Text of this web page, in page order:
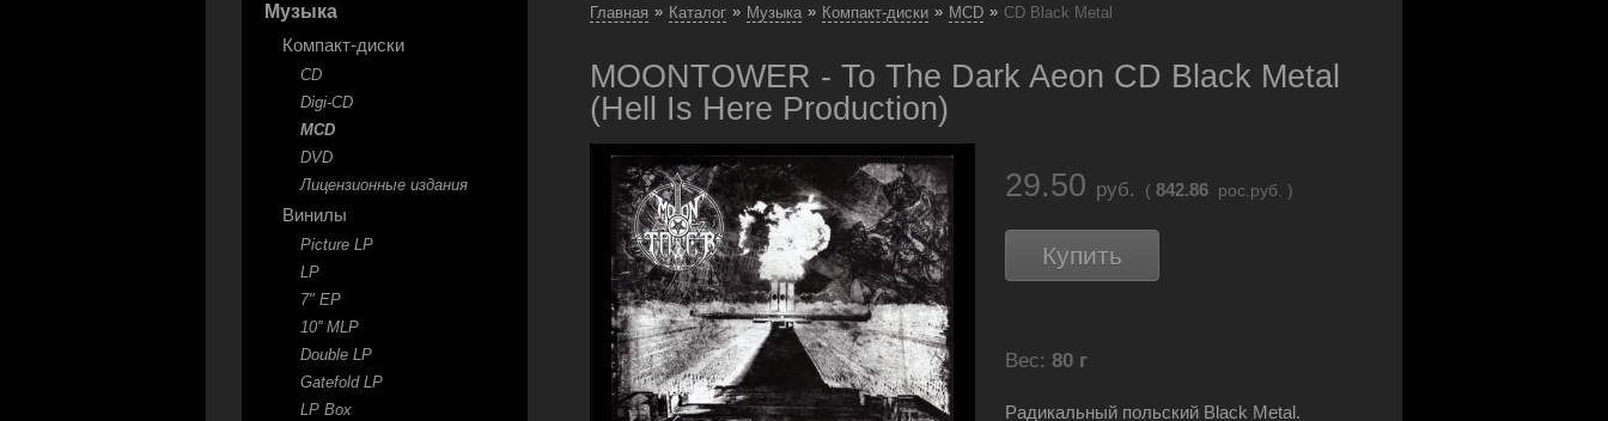
Музыка
Компакт-диски
CD
Digi-CD
MCD
DVD
Лицензионные издания
Винилы
Picture LP
LP
7" EP
10'' MLP
Double LP
Gatefold LP
LP Box
Главная » Каталог » Музыка » Компакт-диски » MCD » CD Black Metal
MOONTOWER - To The Dark Aeon CD Black Metal
(Hell Is Here Production)
29.50 руб. ( 842.86 рос.руб. )
Купить
Вес: 80 г
Радикальный польский Black Metal.